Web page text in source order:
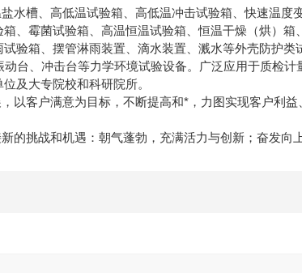
、高低温试验箱、高低温冲击试验箱、快速温度
、霉菌试验箱、高温恒温试验箱、恒温干燥（烘）箱
验箱、摆管淋雨装置、滴水装置、溅水等外壳防护类
台、冲击台等力学环境试验设备。广泛应用于质检计
及大专院校和科研院所。
以客户满意为目标，不断提高和*，力图实现客户利
和机遇：朝气蓬勃，充满活力与创新；奋发向上